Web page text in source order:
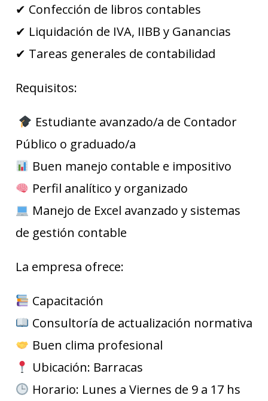
✔ Confección de libros contables
✔ Liquidación de IVA, IIBB y Ganancias
✔ Tareas generales de contabilidad
Requisitos:
Estudiante avanzado/a de Contador
Público o graduado/a
Buen manejo contable e impositivo
Perfil analítico y organizado
Manejo de Excel avanzado y sistemas
de gestión contable
La empresa ofrece:
Capacitación
Consultoría de actualización normativa
Buen clima profesional
Ubicación: Barracas
Horario: Lunes a Viernes de 9 a 17 hs